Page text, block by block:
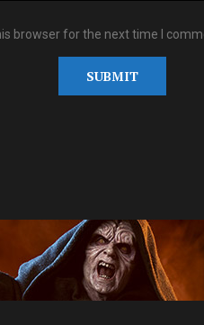
browser for the next time I